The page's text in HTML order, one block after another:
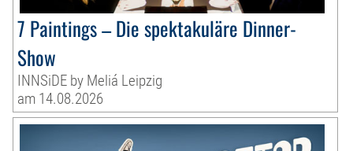
7 Paintings – Die spektakuläre Dinner-
Show
INNSiDE by Meliá Leipzig
am 14.08.2026